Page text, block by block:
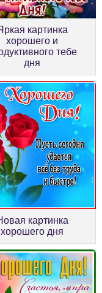
картинка
хорошего и
тебе
дня
картинка
хорошего дня